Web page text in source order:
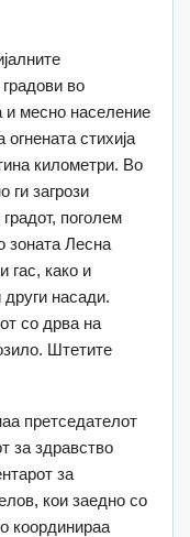
во
и месно население
стихија
километри. Во
ги загрози
поголем
зоната Лесна
гас, како и
насади.
со дрва на
Штетите
претседателот
за здравство
за
кои заедно со
координираа